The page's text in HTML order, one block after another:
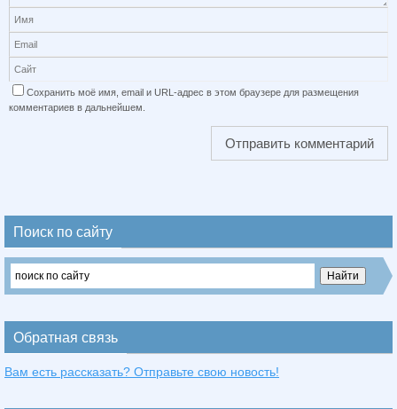
Сохранить моё имя, email и URL-адрес в этом браузере для размещения
комментариев в дальнейшем.
Поиск по сайту
Обратная связь
Вам есть рассказать? Отправьте свою новость!